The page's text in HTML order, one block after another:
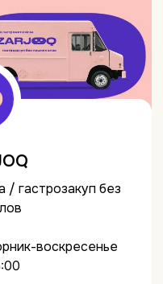
/ гастрозакуп без
воскресенье